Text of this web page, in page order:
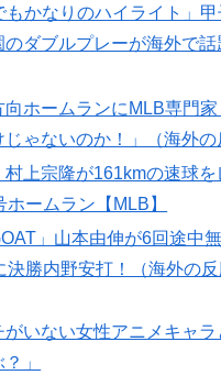
52歳イチロー、マ軍主催のホ
発「現役時代の噂は本当だった
1位は？【タイ人の反応】
ね！」日本の雇用制度の正しさ
外が大騒ぎ
は、アメリカの揚げ寿司につ
海外の反応）
もかなりのハイライト」
のダブルプレーが海外で
ホームランにMLB専門家
ゃないのか！」（海外の
村上宗隆が161kmの速球
ームラン【MLB】
」山本由伸が6回途中
勝内野安打！（海外の反
いない女性アニメキャ
」